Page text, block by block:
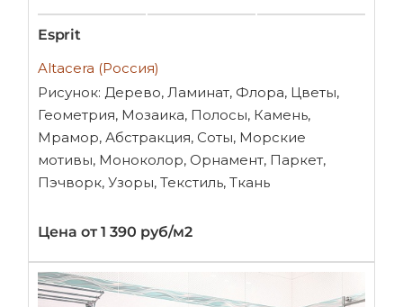
Esprit
Altacera (Россия)
Рисунок: Дерево, Ламинат, Флора, Цветы,
Геометрия, Мозаика, Полосы, Камень,
Мрамор, Абстракция, Соты, Морские
мотивы, Моноколор, Орнамент, Паркет,
Пэчворк, Узоры, Текстиль, Ткань
Цена от 1 390 руб/м2